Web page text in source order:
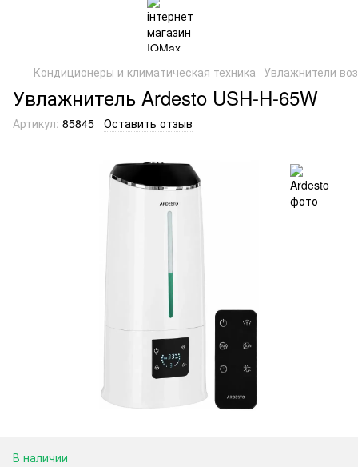
Кондиционеры и климатическая техника Увлажнители
Увлажнитель Ardesto USH-H-65W
Артикул: 85845 Оставить отзыв
В наличии